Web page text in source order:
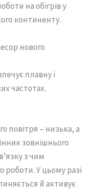
на обігрів у
континенту.
нового
плавну і
частотах.
повітря – низька, а
зовнішнього
з чим
роботи. У цьому разі
й активує